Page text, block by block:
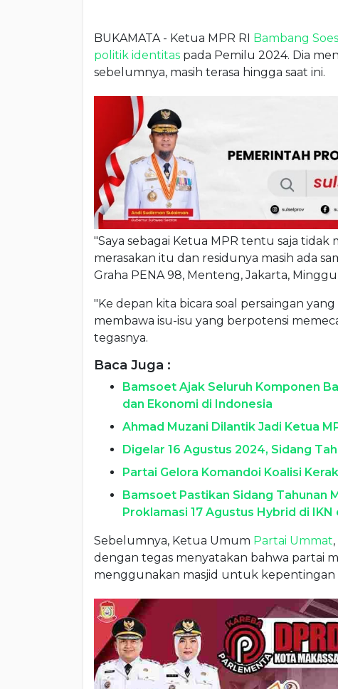
BUKAMATA - Ketua MPR RI Bambang
politik identitas pada Pemilu 2024. Dia
sebelumnya, masih terasa hingga saat ini.
"Saya sebagai Ketua MPR tentu saja tidak
merasakan itu dan residunya masih ada
Graha PENA 98, Menteng, Jakarta,
"Ke depan kita bicara soal persaingan
membawa isu-isu yang berpotensi
tegasnya.
Baca Juga :
Bamsoet Ajak Seluruh Komponen
dan Ekonomi di Indonesia
Ahmad Muzani Dilantik Jadi Ketua
Digelar 16 Agustus 2024, Sidang
Partai Gelora Komandoi Koalisi
Bamsoet Pastikan Sidang Tahunan
Proklamasi 17 Agustus Hybrid di
Sebelumnya, Ketua Umum Partai Ummat
dengan tegas menyatakan bahwa partai
menggunakan masjid untuk kepentingan